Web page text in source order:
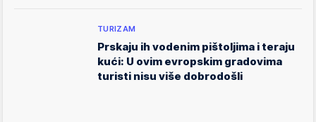
TURIZAM
Prskaju ih vodenim pištoljima i teraju
kući: U ovim evropskim gradovima
turisti nisu više dobrodošli